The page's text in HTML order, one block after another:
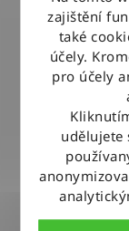
zajištění
také
účely.
pro účely
udělujete
100%